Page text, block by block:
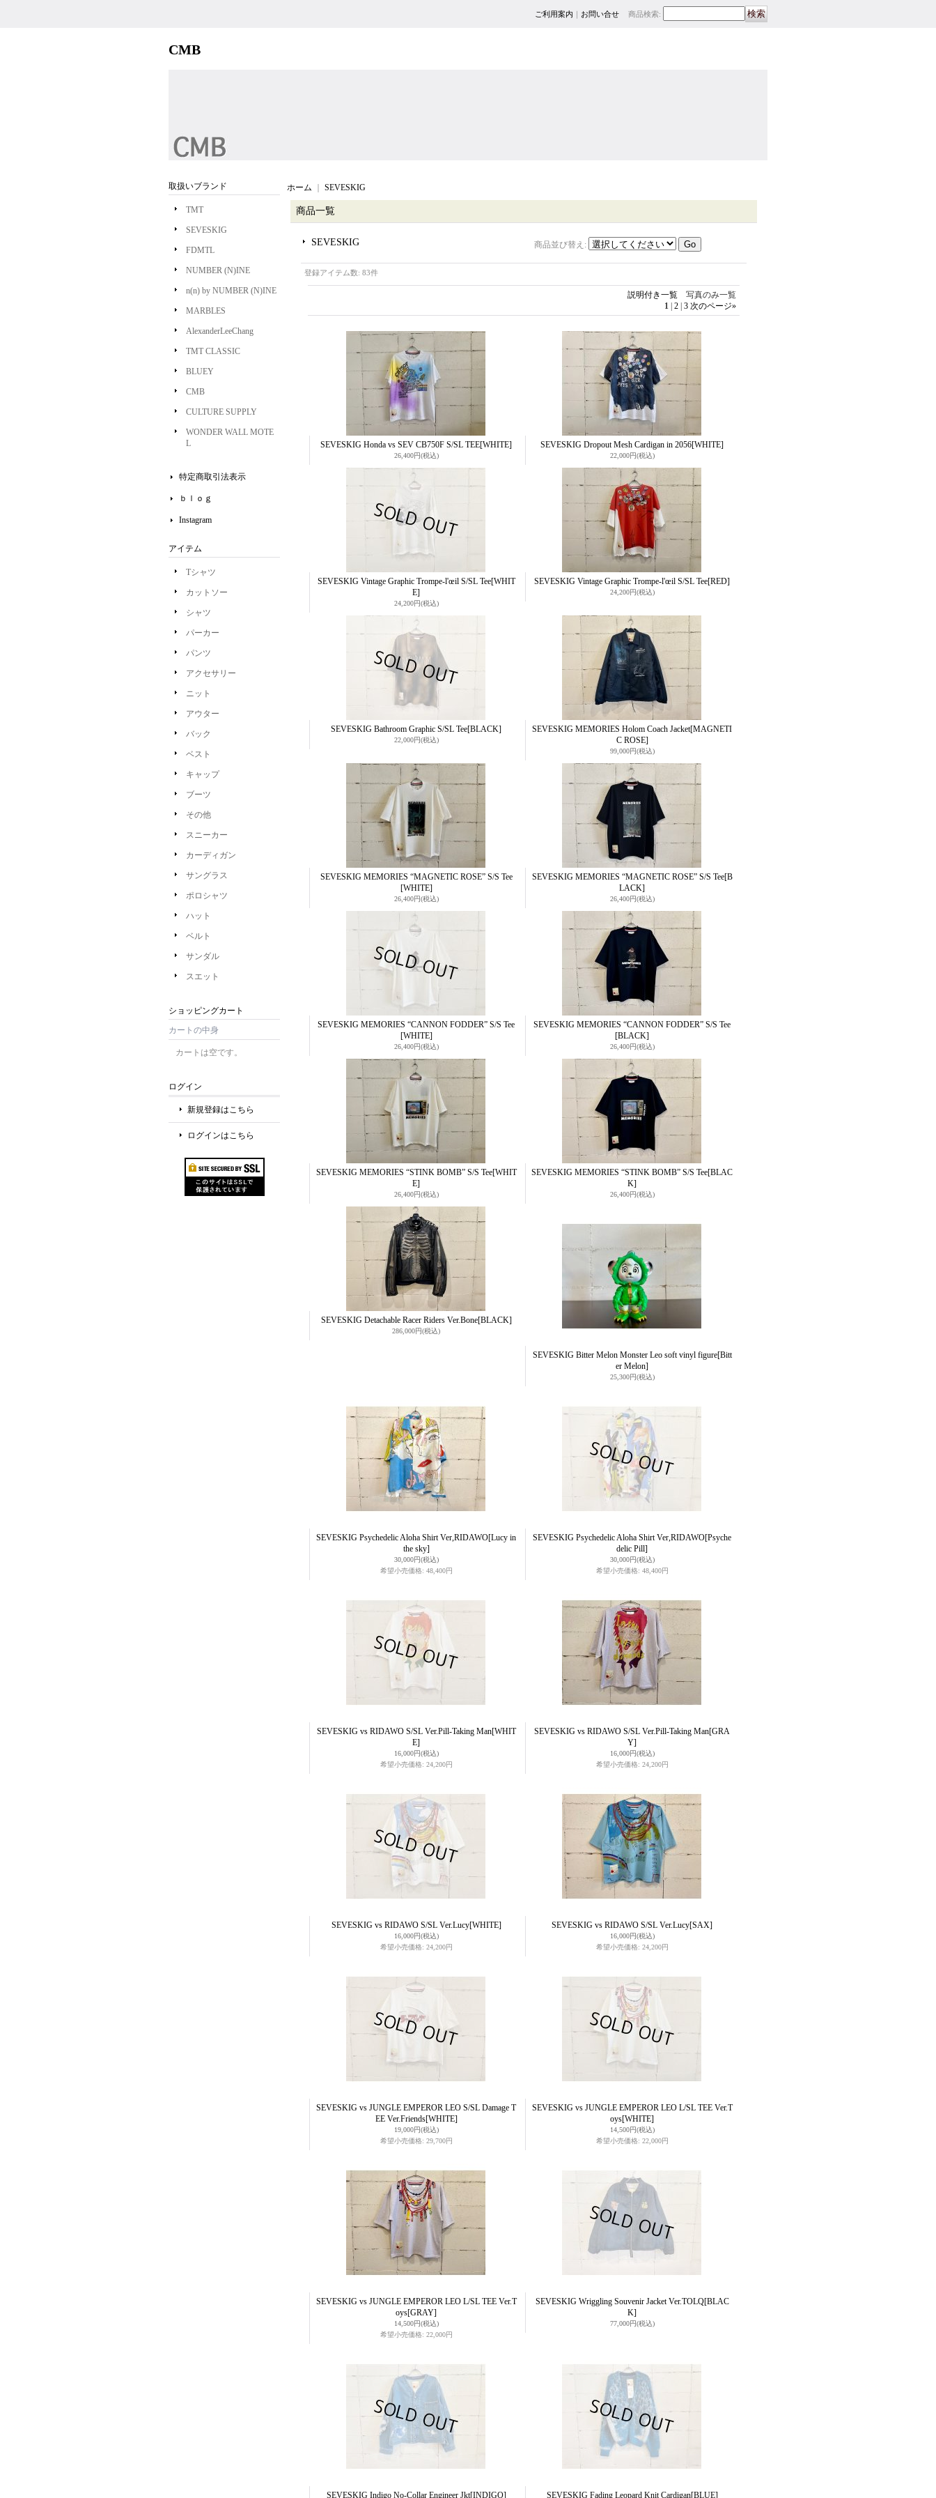
CMB
ご利用案内 ｜ お問い合せ 商品検索:
取扱いブランド
TMT
SEVESKIG
FDMTL
NUMBER (N)INE
n(n) by NUMBER (N)INE
MARBLES
AlexanderLeeChang
TMT CLASSIC
BLUEY
CMB
CULTURE SUPPLY
WONDER WALL MOTE
L
特定商取引法表示
ｂｌｏｇ
Instagram
アイテム
Tシャツ
カットソー
シャツ
パーカー
パンツ
アクセサリー
ニット
アウター
バック
ベスト
キャップ
ブーツ
その他
スニーカー
カーディガン
サングラス
ポロシャツ
ハット
ベルト
サンダル
スエット
ショッピングカート
カートの中身
カートは空です。
ログイン
新規登録はこちら
ログインはこちら
ホーム SEVESKIG
商品一覧
SEVESKIG 商品並び替え :
登録アイテム数: 83件
説明付き一覧 写真のみ一覧
1 2 3 次のページ»
SEVESKIG Honda vs SEV CB750F S/SL TEE[WHITE]
26,400円(税込)
SEVESKIG Dropout Mesh Cardigan in 2056[WHITE]
22,000円(税込)
SEVESKIG Vintage Graphic Trompe-l'œil S/SL Tee[WHIT
E]
24,200円(税込)
SEVESKIG Vintage Graphic Trompe-l'œil S/SL Tee[RED]
24,200円(税込)
SEVESKIG Bathroom Graphic S/SL Tee[BLACK]
22,000円(税込)
SEVESKIG MEMORIES Holom Coach Jacket[MAGNETI
C ROSE]
99,000円(税込)
SEVESKIG MEMORIES “MAGNETIC ROSE” S/S Tee
[WHITE]
26,400円(税込)
SEVESKIG MEMORIES “MAGNETIC ROSE” S/S Tee[B
LACK]
26,400円(税込)
SEVESKIG MEMORIES “CANNON FODDER” S/S Tee
[WHITE]
26,400円(税込)
SEVESKIG MEMORIES “CANNON FODDER” S/S Tee
[BLACK]
26,400円(税込)
SEVESKIG MEMORIES “STINK BOMB” S/S Tee[WHIT
E]
26,400円(税込)
SEVESKIG MEMORIES “STINK BOMB” S/S Tee[BLAC
K]
26,400円(税込)
SEVESKIG Detachable Racer Riders Ver.Bone[BLACK]
286,000円(税込)
SEVESKIG Bitter Melon Monster Leo soft vinyl figure[Bitt
er Melon]
25,300円(税込)
SEVESKIG Psychedelic Aloha Shirt Ver,RIDAWO[Lucy in
the sky]
30,000円(税込)
希望小売価格: 48,400円
SEVESKIG Psychedelic Aloha Shirt Ver,RIDAWO[Psyche
delic Pill]
30,000円(税込)
希望小売価格: 48,400円
SEVESKIG vs RIDAWO S/SL Ver.Pill-Taking Man[WHIT
E]
16,000円(税込)
希望小売価格: 24,200円
SEVESKIG vs RIDAWO S/SL Ver.Pill-Taking Man[GRA
Y]
16,000円(税込)
希望小売価格: 24,200円
SEVESKIG vs RIDAWO S/SL Ver.Lucy[WHITE]
16,000円(税込)
希望小売価格: 24,200円
SEVESKIG vs RIDAWO S/SL Ver.Lucy[SAX]
16,000円(税込)
希望小売価格: 24,200円
SEVESKIG vs JUNGLE EMPEROR LEO S/SL Damage T
EE Ver.Friends[WHITE]
19,000円(税込)
希望小売価格: 29,700円
SEVESKIG vs JUNGLE EMPEROR LEO L/SL TEE Ver.T
oys[WHITE]
14,500円(税込)
希望小売価格: 22,000円
SEVESKIG vs JUNGLE EMPEROR LEO L/SL TEE Ver.T
oys[GRAY]
14,500円(税込)
希望小売価格: 22,000円
SEVESKIG Wriggling Souvenir Jacket Ver.TOLQ[BLAC
K]
77,000円(税込)
SEVESKIG Indigo No-Collar Engineer Jkt[INDIGO] SEVESKIG Fading Leopard Knit Cardigan[BLUE]